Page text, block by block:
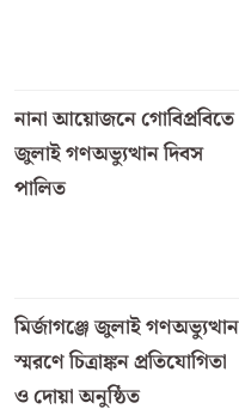
নানা আয়োজনে গোবিপ্রবিতে
জুলাই গণঅভ্যুত্থান দিবস
পালিত
মির্জাগঞ্জে জুলাই গণঅভ্যুত্থান
স্মরণে চিত্রাঙ্কন প্রতিযোগিতা
ও দোয়া অনুষ্ঠিত